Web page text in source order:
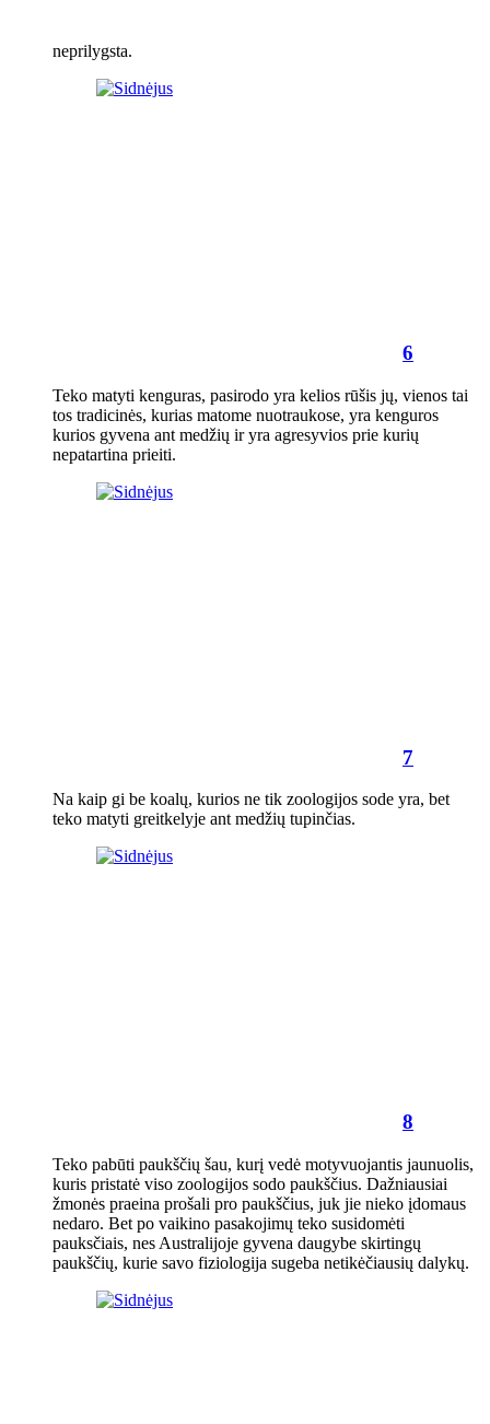
neprilygsta.
6
Teko matyti kenguras, pasirodo yra kelios rūšis jų, vienos tai
tos tradicinės, kurias matome nuotraukose, yra kenguros
kurios gyvena ant medžių ir yra agresyvios prie kurių
nepatartina prieiti.
7
Na kaip gi be koalų, kurios ne tik zoologijos sode yra, bet
teko matyti greitkelyje ant medžių tupinčias.
8
Teko pabūti paukščių šau, kurį vedė motyvuojantis jaunuolis,
kuris pristatė viso zoologijos sodo paukščius. Dažniausiai
žmonės praeina prošali pro paukščius, juk jie nieko įdomaus
nedaro. Bet po vaikino pasakojimų teko susidomėti
pauksčiais, nes Australijoje gyvena daugybe skirtingų
paukščių, kurie savo fiziologija sugeba netikėčiausių dalykų.